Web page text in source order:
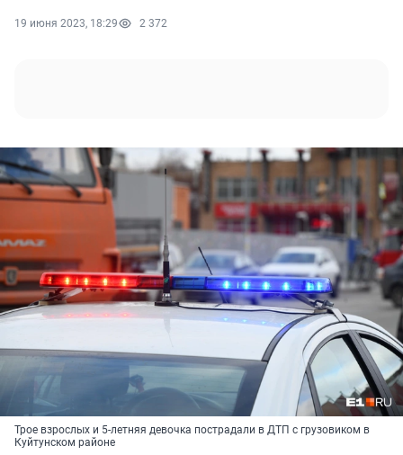
19 июня 2023, 18:29 2 372
Трое взрослых и 5-летняя девочка пострадали в ДТП с грузовиком в
Куйтунском районе